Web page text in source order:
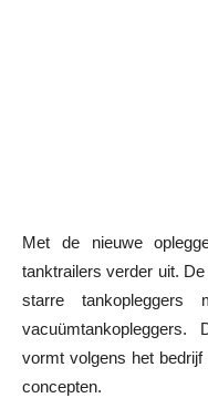
Met de nieuwe
tanktrailers verder uit.
starre tankopleggers
vacuümtankopleggers.
vormt volgens het
concepten.